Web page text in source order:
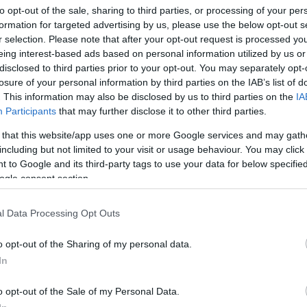
opt-out of the sale, sharing to third parties, or processing of your
for targeted advertising by us, please use the below opt-out
selection. Please note that after your opt-out request is processed
interest-based ads based on personal information utilized by us
to third parties prior to your opt-out. You may separately
of your personal information by third parties on the IAB’s list of
This information may also be disclosed by us to third parties on the
Participants that may further disclose it to other third parties.
that this website/app uses one or more Google services and may
but not limited to your visit or usage behaviour. You may
to Google and its third-party tags to use your data for below
consent section.
Data Processing Opt Outs
opt-out of the Sharing of my personal data.
opt-out of the Sale of my Personal Data.
forrásként a Google Keresőben!
a kert színesítésére, amelyek nemcsak szépek,
és sokoldalúan felhasználható
megjelenésűtamariskaés a késő nyáron virágzó
Száraz, napos helyekre például a varjúháj vagy a